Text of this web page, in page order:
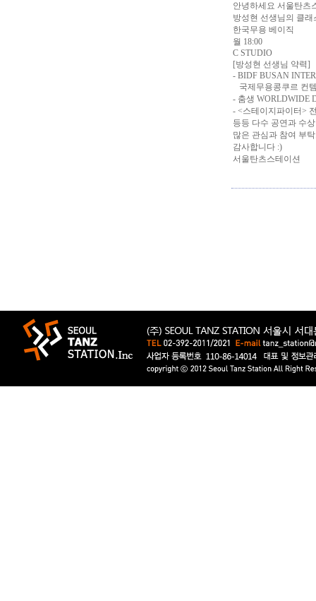
안녕하세요 서울탄츠
방성현 선생님의 클래
한국무용 베이직
월 18:00
C STUDIO
[방성현 선생님 약력]
- BIDF BUSAN
국제무용콩쿠르 컨
- 춤생 WORLDWIDE
- <스테이지파이터>
등등 다수 공연과 수
많은 관심과 참여 부
감사합니다 :)
서울탄츠스테이션